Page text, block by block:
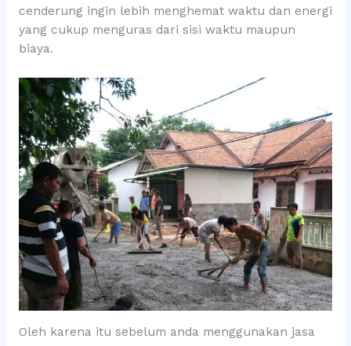
cenderung ingin lebih menghemat waktu dan energi
yang cukup menguras dari sisi waktu maupun
biaya.
Oleh karena itu sebelum anda menggunakan jasa